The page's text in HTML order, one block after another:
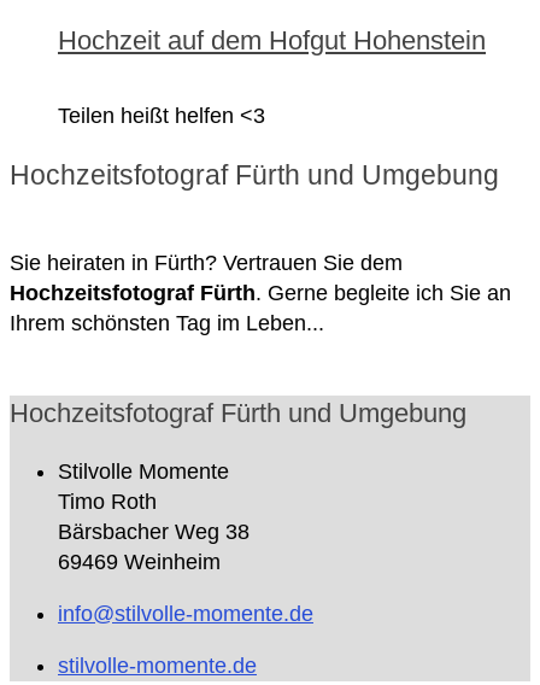
Hochzeit auf dem Hofgut Hohenstein
Teilen heißt helfen <3
Hochzeitsfotograf Fürth und Umgebung
Sie heiraten in Fürth? Vertrauen Sie dem
Hochzeitsfotograf Fürth. Gerne begleite ich Sie an
Ihrem schönsten Tag im Leben...
Hochzeitsfotograf Fürth und Umgebung
Stilvolle Momente
Timo Roth
Bärsbacher Weg 38
69469 Weinheim
info@stilvolle-momente.de
stilvolle-momente.de